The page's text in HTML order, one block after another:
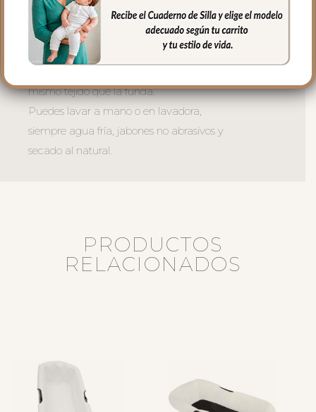
El relleno de la tapa es de micro fibra
hueca para mayor confort del bebé y
muy buena transpirabilidad.
mismo tejido que la funda.
Puedes lavar a mano o en lavadora,
siempre agua fría, jabones no abrasivos y
secado al natural.
PRODUCTOS
RELACIONADOS